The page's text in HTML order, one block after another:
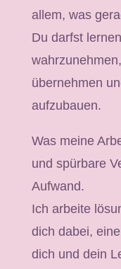
allem, was
Du darfst
übernehmen
aufzubauen.
Was meine
und spürbare
Aufwand.
Ich arbeite
dich dabei,
dich und dein